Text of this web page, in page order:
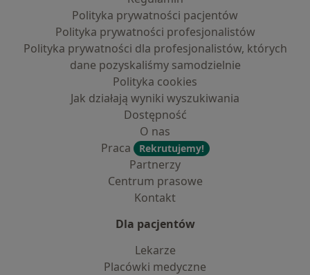
Polityka prywatności pacjentów
Polityka prywatności profesjonalistów
Polityka prywatności dla profesjonalistów, których
dane pozyskaliśmy samodzielnie
Polityka cookies
Jak działają wyniki wyszukiwania
Dostępność
O nas
Praca
Rekrutujemy!
Partnerzy
Centrum prasowe
Kontakt
Dla pacjentów
Lekarze
Placówki medyczne